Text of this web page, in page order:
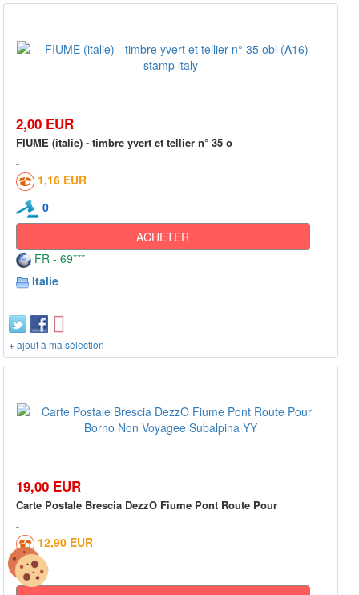
2,00 EUR
FIUME (italie) - timbre yvert et tellier n° 35 o
1,16 EUR
0
ACHETER
FR - 69***
Italie
+ ajout à ma sélection
19,00 EUR
Carte Postale Brescia DezzO Fiume Pont Route Pour
12,90 EUR
0